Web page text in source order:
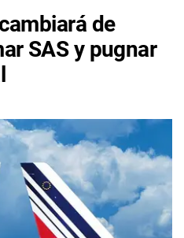
de
SAS y pugnar